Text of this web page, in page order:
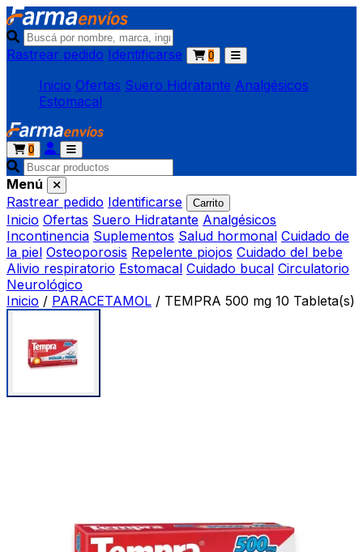
Rastrear pedido Identificarse 0
Inicio Ofertas Suero Hidratante Analgésicos
Estomacal
0
Menú
Rastrear pedido Identificarse Carrito
Inicio Ofertas Suero Hidratante Analgésicos
Incontinencia Suplementos Salud hormonal Cuidado de
la piel Osteoporosis Repelente piojos Cuidado del bebe
Alivio respiratorio Estomacal Cuidado bucal Circulatorio
Neurológico
Inicio / PARACETAMOL / TEMPRA 500 mg 10 Tableta(s)